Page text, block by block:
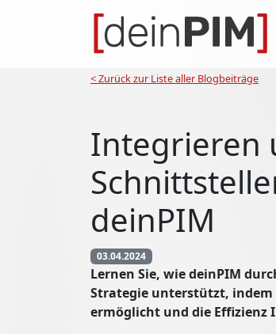
< Zurück zur Liste aller Blogbeiträge
Integrieren
deinPIM
03.04.2024
Lernen Sie, wie deinPIM
Strategie unterstützt,
ermöglicht und die Effizienz